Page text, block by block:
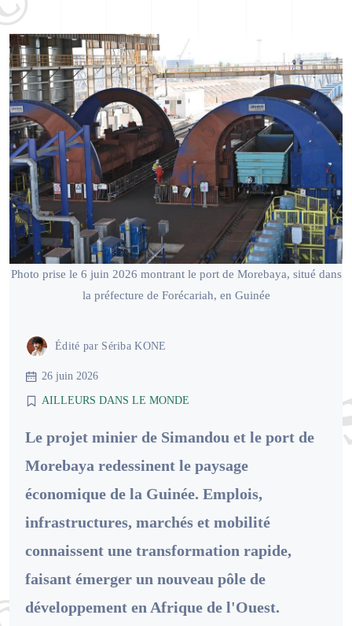
Photo prise le 6 juin 2026 montrant le port de Morebaya, situé dans
la préfecture de Forécariah, en Guinée
Édité par Sériba KONE
26 juin 2026
AILLEURS DANS LE MONDE
Le projet minier de Simandou et le port de
Morebaya redessinent le paysage
économique de la Guinée. Emplois,
infrastructures, marchés et mobilité
connaissent une transformation rapide,
faisant émerger un nouveau pôle de
développement en Afrique de l'Ouest.